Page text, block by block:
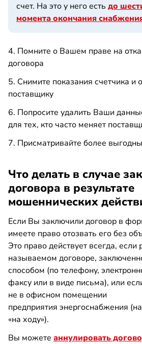
счет. На это у него есть до
момента окончания
4. Помните о Вашем праве на
договора
5. Снимите показания счетчика и
поставщику
6. Попросите удалить Ваши
для тех, кто часто меняет
7. Присматривайте более
Что делать в случае
договора в результате
мошеннических
Если Вы заключили договор в
имеете право отозвать его без
Это право действует всегда, если
называемом договоре,
способом (по телефону,
факсу или в виде письма), или
не в офисном помещении
предприятия энергоснабжения
«на ходу»).
Вы можете аннулировать